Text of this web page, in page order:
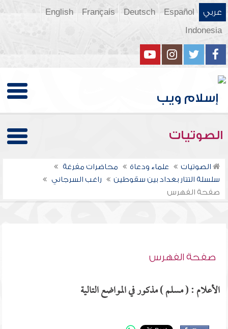
عربي Español
Deutsch
Français
English
Indonesia
الصوتيات
الصوتيات علماء ودعاة
محاضرات مفرغة
سلسلة التتار بغداد بين سقوطين
راغب السرجاني
صفحة الفهرس
صفحة الفهرس
الأعلام : ( مسلم ) مذكور في المواضع التالية